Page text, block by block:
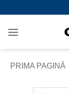
content
PRIMA PAGINĂ